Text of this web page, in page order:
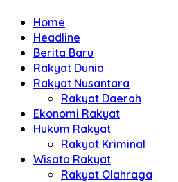
Home
Headline
Berita Baru
Rakyat Dunia
Rakyat Nusantara
Rakyat Daerah
Ekonomi Rakyat
Hukum Rakyat
Rakyat Kriminal
Wisata Rakyat
Rakyat Olahraga